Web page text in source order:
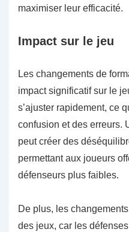
maximiser leur efficacité.
Impact sur le jeu
Les changements de
impact significatif sur le
s’ajuster rapidement, ce
confusion et des erreurs.
peut créer des
permettant aux joueurs
défenseurs plus faibles.
De plus, les
des jeux, car les